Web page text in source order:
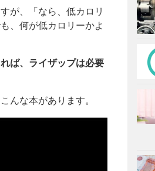
が、「なら、低カロリ
、何が低カロリーかよ
ば、ライザップは必要
な本があります。